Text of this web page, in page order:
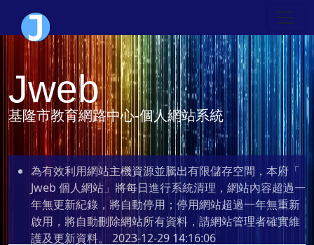
Jweb
基隆市教育網路中心-個人網站系統
為有效利用網站主機資源並騰出有限儲存空間，本府「
Jweb 個人網站」將每日進行系統清理，網站內容超過一
年無更新紀錄，將自動停用；停用網站超過一年無重新
啟用，將自動刪除網站所有資料，請網站管理者確實維
護及更新資料。 2023-12-29 14:16:06